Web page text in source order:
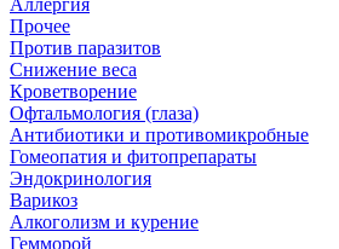
Аллергия
Прочее
Против паразитов
Снижение веса
Кроветворение
Офтальмология (глаза)
Антибиотики и противомикробные
Гомеопатия и фитопрепараты
Эндокринология
Варикоз
Алкоголизм и курение
Гемморой